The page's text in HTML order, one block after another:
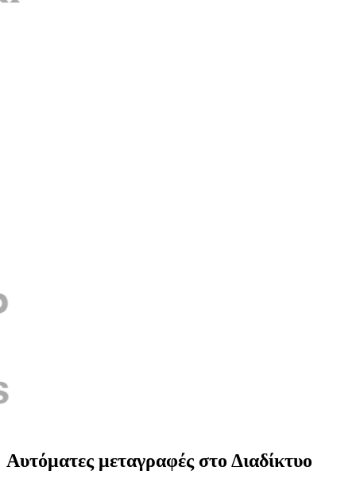
Αυτόματες μεταγραφές στο Διαδίκτυο